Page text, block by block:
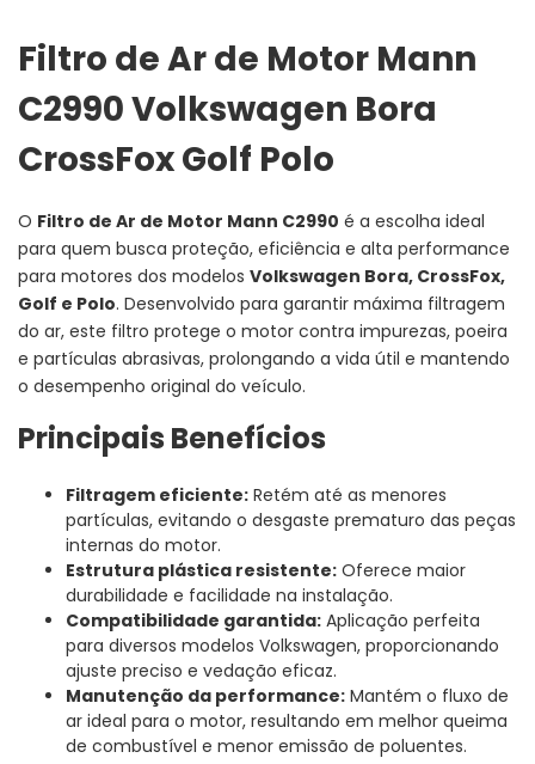
Filtro de Ar de Motor Mann
C2990 Volkswagen Bora
CrossFox Golf Polo
O Filtro de Ar de Motor Mann C2990 é a escolha ideal
para quem busca proteção, eficiência e alta performance
para motores dos modelos Volkswagen Bora, CrossFox,
Golf e Polo. Desenvolvido para garantir máxima filtragem
do ar, este filtro protege o motor contra impurezas, poeira
e partículas abrasivas, prolongando a vida útil e mantendo
o desempenho original do veículo.
Principais Benefícios
Filtragem eficiente: Retém até as menores
partículas, evitando o desgaste prematuro das peças
internas do motor.
Estrutura plástica resistente: Oferece maior
durabilidade e facilidade na instalação.
Compatibilidade garantida: Aplicação perfeita
para diversos modelos Volkswagen, proporcionando
ajuste preciso e vedação eficaz.
Manutenção da performance: Mantém o fluxo de
ar ideal para o motor, resultando em melhor queima
de combustível e menor emissão de poluentes.